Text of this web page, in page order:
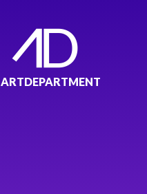
ARTDEPARTMENT